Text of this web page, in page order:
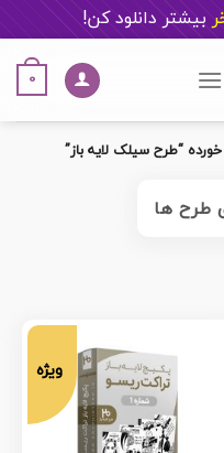
بیشتر دانلود کن!
0
“طرح سیلک لایه باز”
طرح ها
ویژه